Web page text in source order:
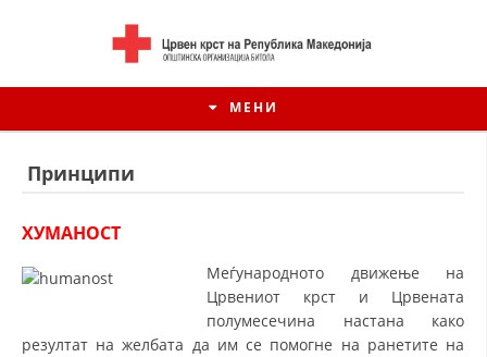
МЕНИ
Принципи
ХУМАНОСТ
Меѓународното движење на
Црвениот крст и Црвената
полумесечина настана како
резултат на желбата да им се помогне на ранетите на